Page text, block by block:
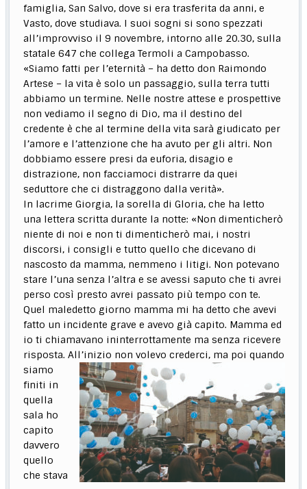
famiglia, San Salvo, dove si era trasferita da anni, e
Vasto, dove studiava. I suoi sogni si sono spezzati
all’improvviso il 9 novembre, intorno alle 20.30, sulla
statale 647 che collega Termoli a Campobasso.
«Siamo fatti per l’eternità – ha detto don Raimondo
Artese – la vita è solo un passaggio, sulla terra tutti
abbiamo un termine. Nelle nostre attese e prospettive
non vediamo il segno di Dio, ma il destino del
credente è che al termine della vita sarà giudicato per
l’amore e l’attenzione che ha avuto per gli altri. Non
dobbiamo essere presi da euforia, disagio e
distrazione, non facciamoci distrarre da quei
seduttore che ci distraggono dalla verità».
In lacrime Giorgia, la sorella di Gloria, che ha letto
una lettera scritta durante la notte: «Non dimenticherò
niente di noi e non ti dimenticherò mai, i nostri
discorsi, i consigli e tutto quello che dicevano di
nascosto da mamma, nemmeno i litigi. Non potevano
stare l’una senza l’altra e se avessi saputo che ti avrei
perso così presto avrei passato più tempo con te.
Quel maledetto giorno mamma mi ha detto che avevi
fatto un incidente grave e avevo già capito. Mamma ed
io ti chiamavano ininterrottamente ma senza ricevere
risposta. All’inizio non volevo crederci, ma poi quando
siamo
finiti in
quella
sala ho
capito
davvero
quello
che stava